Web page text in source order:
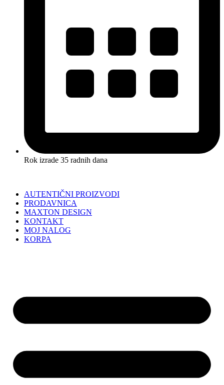
Rok izrade 35 radnih dana
AUTENTIČNI PROIZVODI
PRODAVNICA
MAXTON DESIGN
KONTAKT
MOJ NALOG
KORPA